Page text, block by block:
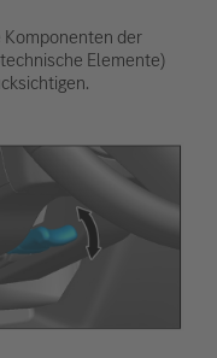
Komponenten der
Elemente)